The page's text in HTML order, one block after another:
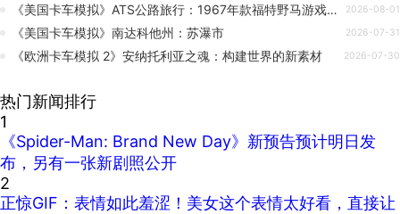
《美国卡车模拟》ATS公路旅行：1967年款福特野马游戏实机预览 2026-08-01
《美国卡车模拟》南达科他州：苏瀑市 2026-07-31
《欧洲卡车模拟 2》安纳托利亚之魂：构建世界的新素材 2026-07-30
热门新闻排行
1
《Spider-Man: Brand New Day》新预告预计明日发
布，另有一张新剧照公开
2
正惊GIF：表情如此羞涩！美女这个表情太好看，直接让